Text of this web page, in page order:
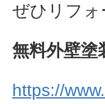
ぜひリフォ
無料外壁塗
https://